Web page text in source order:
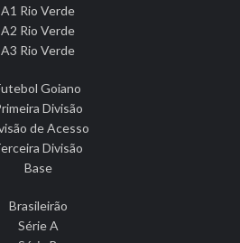
A1 Rio Verde
A2 Rio Verde
A3 Rio Verde
Goiano
Divisão
de Acesso
Divisão
Base
Brasileirão
Série A